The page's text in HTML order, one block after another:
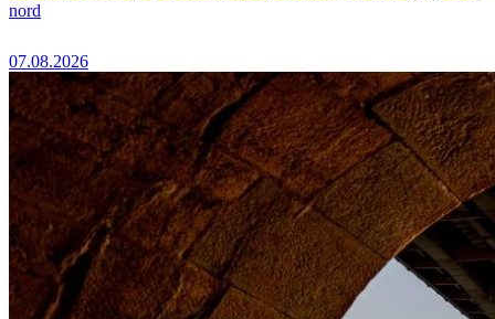
nord
07.08.2026